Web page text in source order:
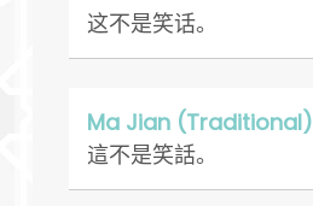
这不是笑话。
Ma Jian (Traditional)
這不是笑話。